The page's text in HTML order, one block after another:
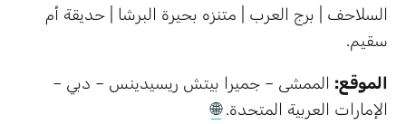
السلاحف | برج العرب | متنزه بحيرة البرشا | حديقة أم
سقيم.
الموقع: الممشى – جميرا بيتش ريسيدينس – دبي –
الإمارات العربية المتحدة.🌐